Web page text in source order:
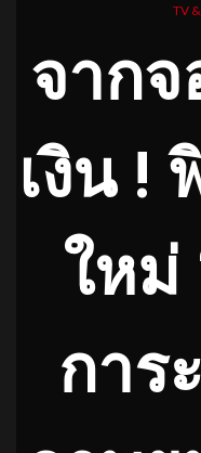
TV
จาก
เงิน !
ใหม่
การ